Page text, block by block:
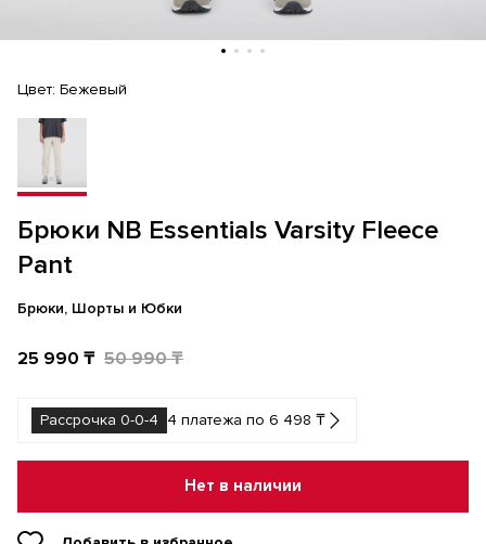
Брюки NB Essentials Varsity Fleece
Pant
Брюки, Шорты и Юбки
25 990 ₸ 50 990 ₸
Рассрочка 0-0-4 4 платежа по 6 498 ₸
Цвет: Бежевый
Нет в наличии